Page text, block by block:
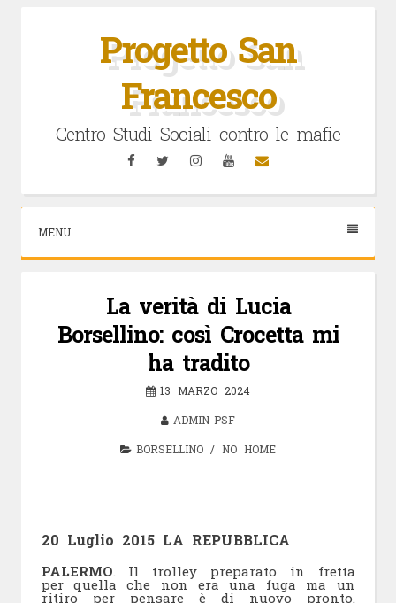
Progetto San
Francesco
Centro Studi Sociali contro le mafie
FacebookTwitterInstagramYouTubeEmail
MENU
La verità di Lucia
Borsellino: così Crocetta mi
ha tradito
13 MARZO 2024
ADMIN-PSF
BORSELLINO / NO HOME
20 Luglio 2015 LA REPUBBLICA
PALERMO . Il trolley preparato in fretta
per quella che non era una fuga ma un
ritiro per pensare è di nuovo pronto.